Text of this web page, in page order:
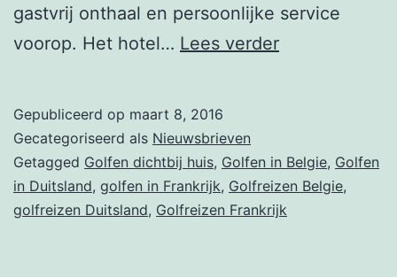
gastvrij onthaal en persoonlijke service
voorop. Het hotel… Lees verderNieuwsbrief
Hotel
Idingshof,
Hotel
Gepubliceerd op maart 8, 2016
Gecategoriseerd als Nieuwsbrieven
Getagged Golfen dichtbij huis, Golfen in Belgie, Golfen
in Duitsland, golfen in Frankrijk, Golfreizen Belgie,
golfreizen Duitsland, Golfreizen Frankrijk